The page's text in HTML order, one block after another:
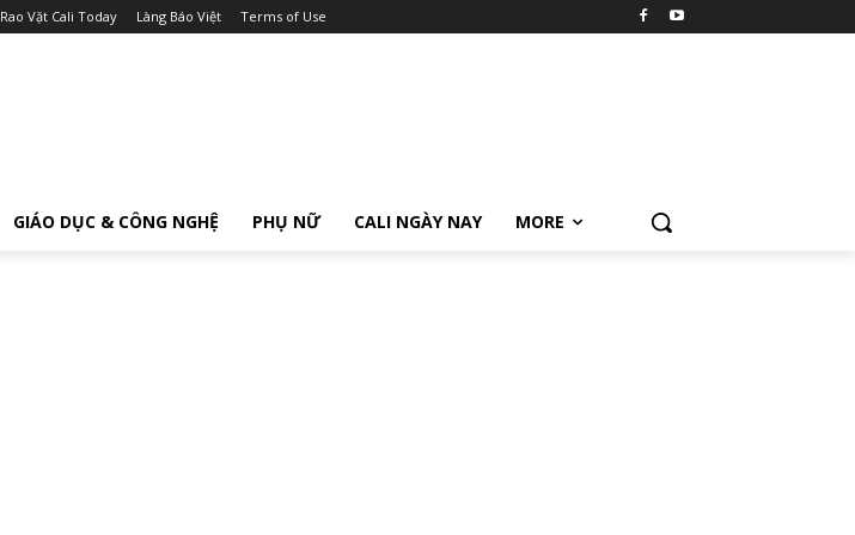
Rao Vặt Cali Today Làng Báo Việt Terms of Use
GIÁO DỤC & CÔNG NGHỆ PHỤ NỮ CALI NGÀY NAY MORE